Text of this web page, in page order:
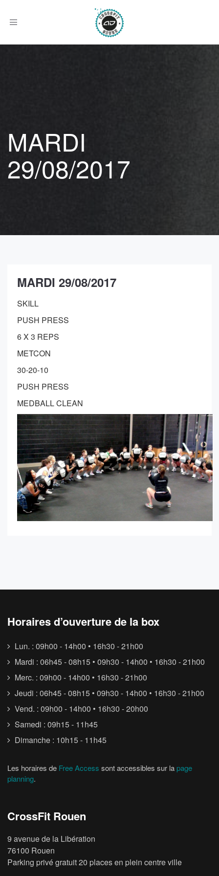
Afficher
MARDI
29/08/2017
MARDI 29/08/2017
SKILL
PUSH PRESS
6 X 3 REPS
METCON
30-20-10
PUSH PRESS
MEDBALL CLEAN
Horaires d’ouverture de la box
Lun. : 09h00 - 14h00 • 16h30 - 21h00
Mardi : 06h45 - 08h15 • 09h30 - 14h00 • 16h30 - 21h00
Merc. : 09h00 - 14h00 • 16h30 - 21h00
Jeudi : 06h45 - 08h15 • 09h30 - 14h00 • 16h30 - 21h00
Vend. : 09h00 - 14h00 • 16h30 - 20h00
Samedi : 09h15 - 11h45
Dimanche : 10h15 - 11h45
Les horaires de Free Access sont accessibles sur la page
planning.
CrossFit Rouen
9 avenue de la Libération
76100 Rouen
Parking privé gratuit 20 places en plein centre ville